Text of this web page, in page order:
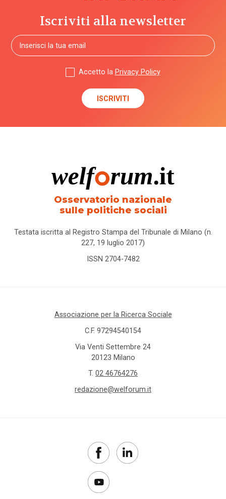
Iscriviti alla newsletter
Accetto la Privacy Policy
Osservatorio nazionale
sulle politiche sociali
Testata iscritta al Registro Stampa del Tribunale di Milano (n.
227, 19 luglio 2017)
ISSN 2704-7482
Associazione per la Ricerca Sociale
C.F. 97294540154
Via Venti Settembre 24
20123 Milano
T. 02 46764276
redazione@welforum.it